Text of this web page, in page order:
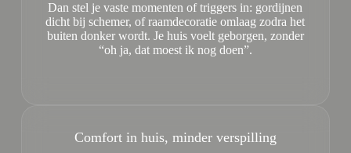
Dan stel je vaste momenten of triggers in: gordijnen
dicht bij schemer, of raamdecoratie omlaag zodra het
buiten donker wordt. Je huis voelt geborgen, zonder
“oh ja, dat moest ik nog doen”.
Comfort in huis, minder verspilling